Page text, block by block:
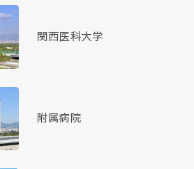
関西医科大学
附属病院